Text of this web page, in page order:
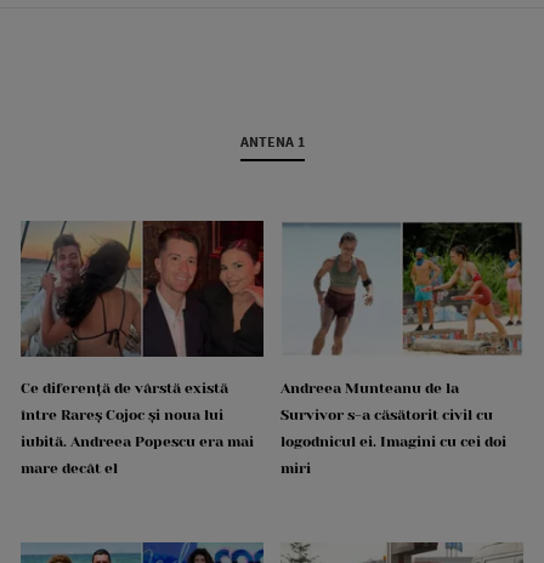
ANTENA 1
Ce diferență de vârstă există
între Rareș Cojoc și noua lui
iubită. Andreea Popescu era mai
mare decât el
Andreea Munteanu de la
Survivor s-a căsătorit civil cu
logodnicul ei. Imagini cu cei doi
miri